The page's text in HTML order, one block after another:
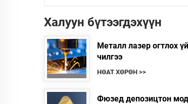
Халуун бүтээгдэхүүн
Металл лазер огтлох
чилгээ
НӨАТ ХӨРӨН >>
Фюзед депозицтон